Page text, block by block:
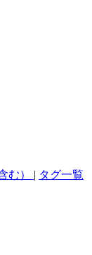
む） | タグ一覧